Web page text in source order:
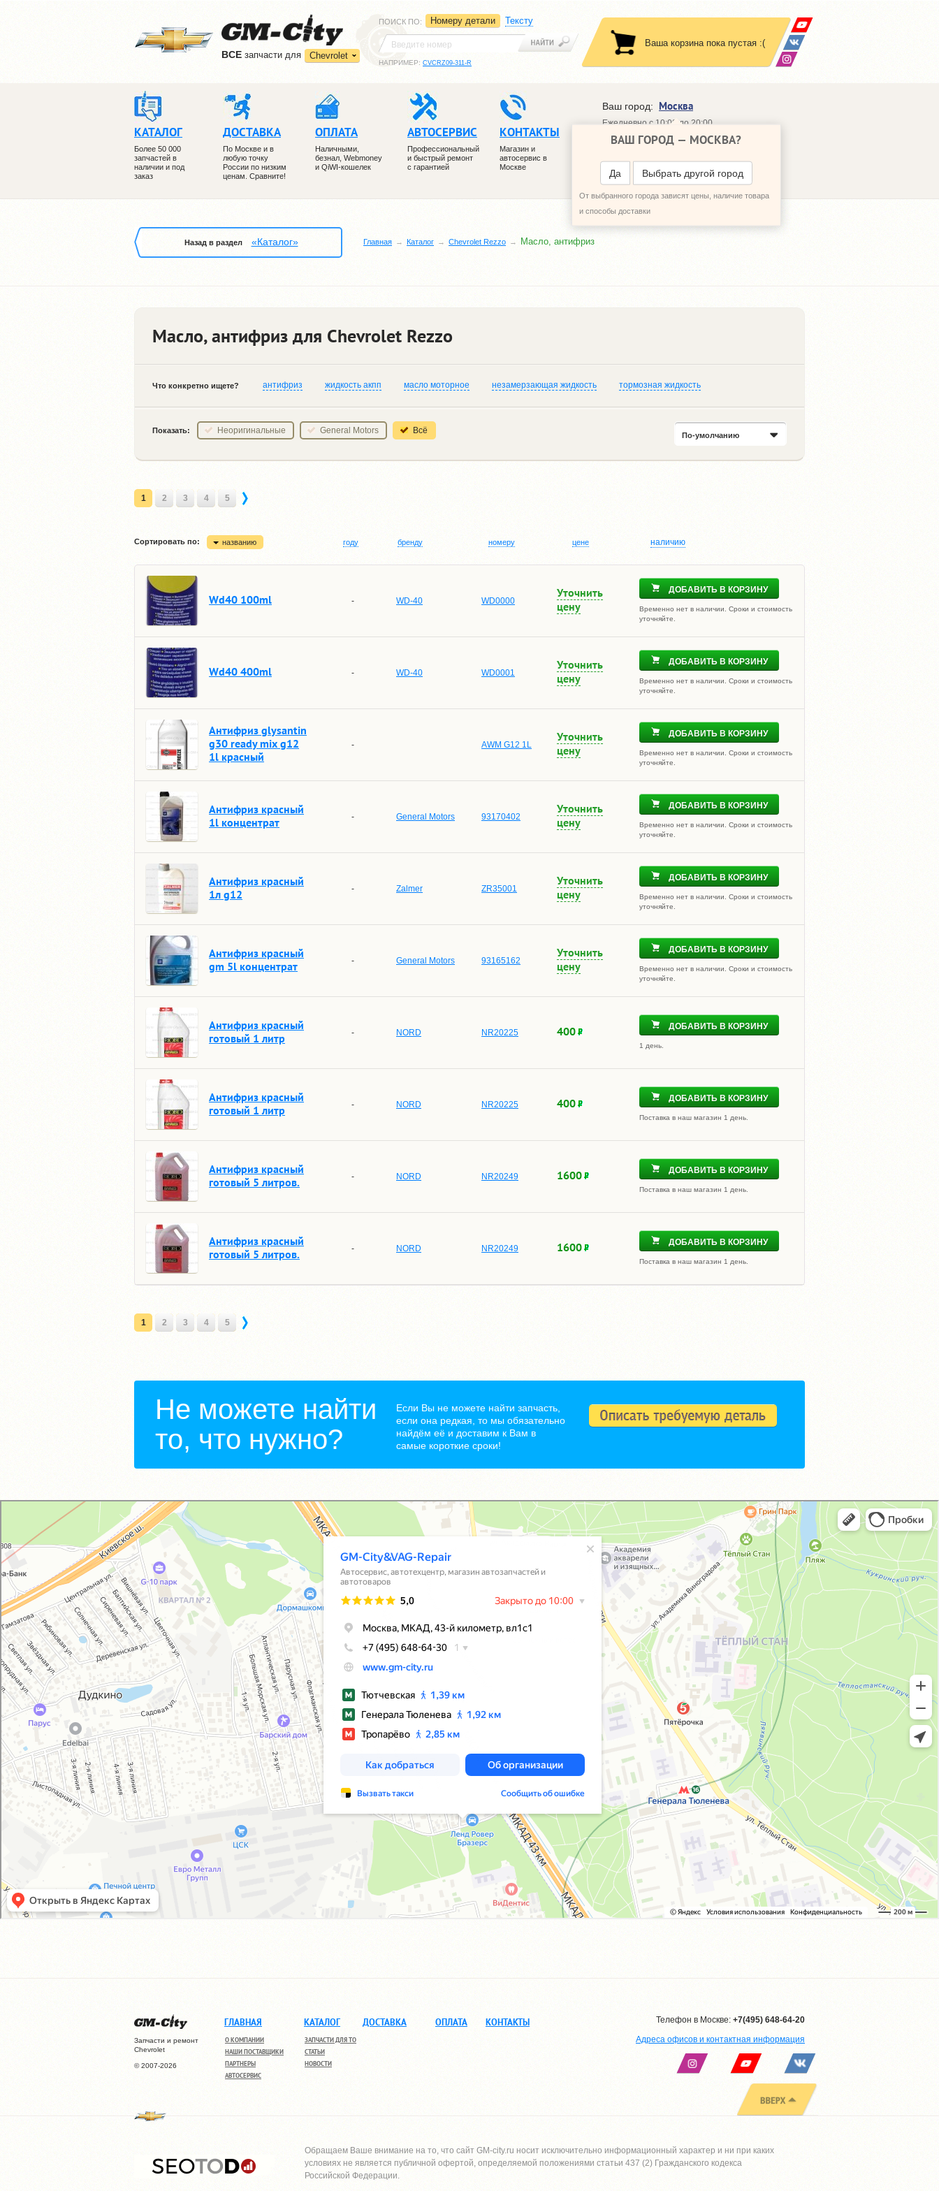
ВCE запчасти для Chevrolet
ПОИСК ПО: Номеру детали Тексту
НАПРИМЕР: CVCRZ09-311-R
Ваша корзина пока пустая :(
КАТАЛОГ
Более 50 000
запчастей в
наличии и под
заказ
ДОСТАВКА
По Москве и в
любую точку
России по низким
ценам. Сравните!
ОПЛАТА
Наличными,
безнал, Webmoney
и QiWI-кошелек
АВТОСЕРВИС
Профессиональный
и быстрый ремонт
с гарантией
КОНТАКТЫ
Магазин и
автосервис в
Москве
Ваш город: Москва
ВАШ ГОРОД — МОСКВА?
Да Выбрать другой город
От выбранного города зависят цены, наличие товара
и способы доставки
Ежедневно с 10:00 до 20:00
+7 (495) 648-64-30
ПЕРЕЗВОНИТЬ МНЕ
Назад в раздел «Каталог» Главная Каталог Chevrolet Rezzo Масло, антифриз
Масло, антифриз для Chevrolet Rezzo
Что конкретно ищете? антифриз жидкость акпп масло моторное незамерзающая жидкость тормозная жидкость
Показать: Неоригинальные General Motors Всё По-умолчанию
1 2 3 4 5
Сортировать по: названию году бренду номеру цене наличию
Wd40 100ml - WD-40 WD0000
Уточнить
цену
ДОБАВИТЬ В КОРЗИНУ
Временно нет в наличии. Сроки и стоимость
уточняйте.
Wd40 400ml - WD-40 WD0001
Уточнить
цену
ДОБАВИТЬ В КОРЗИНУ
Временно нет в наличии. Сроки и стоимость
уточняйте.
Антифриз glysantin
g30 ready mix g12
1l красный
- AWM G12 1L
Уточнить
цену
ДОБАВИТЬ В КОРЗИНУ
Временно нет в наличии. Сроки и стоимость
уточняйте.
Антифриз красный
1l концентрат
- General Motors 93170402
Уточнить
цену
ДОБАВИТЬ В КОРЗИНУ
Временно нет в наличии. Сроки и стоимость
уточняйте.
Антифриз красный
1л g12
- Zalmer ZR35001
Уточнить
цену
ДОБАВИТЬ В КОРЗИНУ
Временно нет в наличии. Сроки и стоимость
уточняйте.
Антифриз красный
gm 5l концентрат
- General Motors 93165162
Уточнить
цену
ДОБАВИТЬ В КОРЗИНУ
Временно нет в наличии. Сроки и стоимость
уточняйте.
Антифриз красный
готовый 1 литр
- NORD NR20225 400 ДОБАВИТЬ В КОРЗИНУ
1 день.
Антифриз красный
готовый 1 литр
- NORD NR20225 400 ДОБАВИТЬ В КОРЗИНУ
Поставка в наш магазин 1 день.
Антифриз красный
готовый 5 литров.
- NORD NR20249 1600 ДОБАВИТЬ В КОРЗИНУ
Поставка в наш магазин 1 день.
Антифриз красный
готовый 5 литров.
- NORD NR20249 1600 ДОБАВИТЬ В КОРЗИНУ
Поставка в наш магазин 1 день.
1 2 3 4 5
Не можете найти
то, что нужно?
Если Вы не можете найти запчасть,
если она редкая, то мы обязательно
найдём её и доставим к Вам в
самые короткие сроки!
GM-City&VAG-Repair
Автосервис, автотехцентр в Москве
Магазин автозапчастей и автотоваров в Москве
Запчасти и ремонт
Chevrolet
© 2007-2026
ГЛАВНАЯ
О КОМПАНИИ
НАШИ ПОСТАВЩИКИ
ПАРТНЕРЫ
АВТОСЕРВИС
КАТАЛОГ
ЗАПЧАСТИ ДЛЯ ТО
СТАТЬИ
НОВОСТИ
ДОСТАВКА ОПЛАТА КОНТАКТЫ Телефон в Москве: +7(495) 648-64-20
Адреса офисов и контактная информация
Обращаем Ваше внимание на то, что сайт GM-city.ru носит исключительно информационный характер и ни при каких
условиях не является публичной офертой, определяемой положениями статьи 437 (2) Гражданского кодекса
Российской Федерации.